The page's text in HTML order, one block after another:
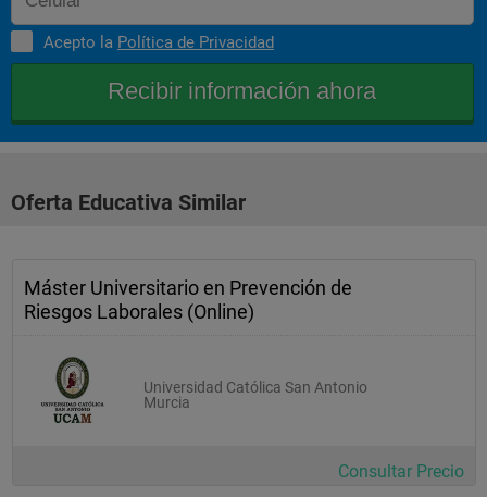
Acepto la Política de Privacidad
Oferta Educativa Similar
Máster Universitario en Prevención de
Riesgos Laborales (Online)
Universidad Católica San Antonio
Murcia
Consultar Precio